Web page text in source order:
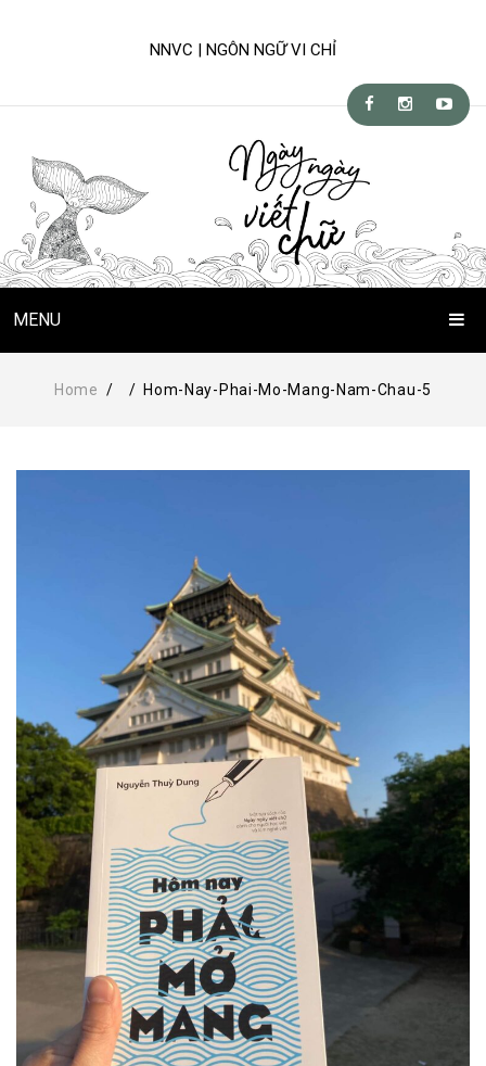
NNVC | NGÔN NGỮ VI CHỈ
MENU
Trang Chủ
Kỹ-nghệ viết
Ngòi bút người xưa
Người Việt với tiếng Việt
Học Viết Chữ
Sự Kiện Chữ
Thư Viện Chữ
Sách Chữ viết
Sách Chữ đọc
Về Chúng Tôi
Home / / Hom-Nay-Phai-Mo-Mang-Nam-Chau-5